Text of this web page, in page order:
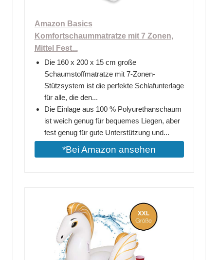
Amazon Basics
Komfortschaummatratze mit 7 Zonen,
Mittel Fest...
Die 160 x 200 x 15 cm große
Schaumstoffmatratze mit 7-Zonen-
Stützsystem ist die perfekte Schlafunterlage
für alle, die den...
Die Einlage aus 100 % Polyurethanschaum
ist weich genug für bequemes Liegen, aber
fest genug für gute Unterstützung und...
*Bei Amazon ansehen